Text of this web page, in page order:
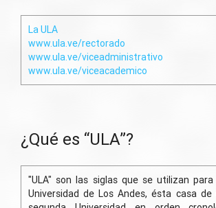
La ULA
www.ula.ve/rectorado
www.ula.ve/viceadministrativo
www.ula.ve/viceacademico
¿Qué es “ULA”?
"ULA" son las siglas que se utilizan
Universidad de Los Andes, ésta casa